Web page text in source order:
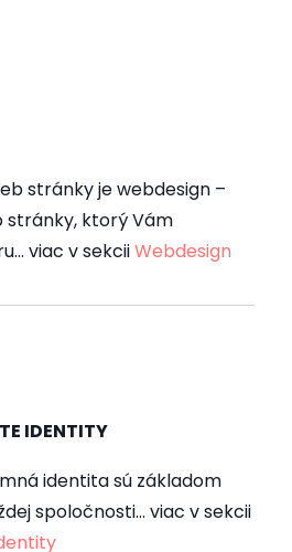
stránky je webdesign –
ktorý Vám
viac v sekciiWebdesign
IDENTITY
identita sú základom
spoločnosti… viac v sekcii